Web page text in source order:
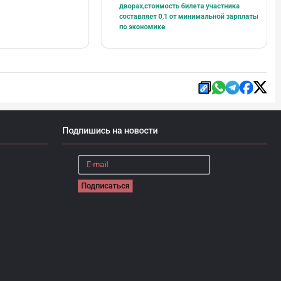
дворах,стоимость билета участника
составляет 0,1 от минимальной зарплаты
по экономике
Подпишись на новости
Подписаться